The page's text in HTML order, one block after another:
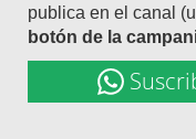
publica en el canal
botón de la